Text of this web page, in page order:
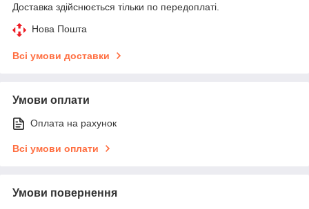
Доставка здійснюється тільки по передоплаті.
Нова Пошта
Всі умови доставки
Умови оплати
Оплата на рахунок
Всі умови оплати
Умови повернення